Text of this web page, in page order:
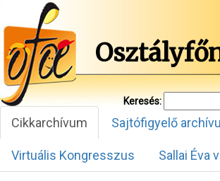
Keresés:
Cikkarchívum Sajtófigyelő
Virtuális Kongresszus Sallai Éva